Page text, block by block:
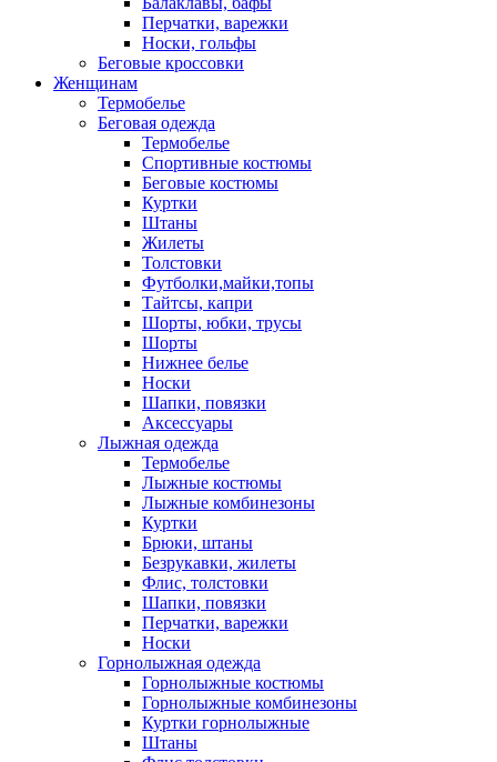
Перчатки, варежки
Носки, гольфы
Беговые кроссовки
Женщинам
Термобелье
Беговая одежда
Термобелье
Спортивные костюмы
Беговые костюмы
Куртки
Штаны
Жилеты
Толстовки
Футболки,майки,топы
Тайтсы, капри
Шорты, юбки, трусы
Шорты
Нижнее белье
Носки
Шапки, повязки
Аксессуары
Лыжная одежда
Термобелье
Лыжные костюмы
Лыжные комбинезоны
Куртки
Брюки, штаны
Безрукавки, жилеты
Флис, толстовки
Шапки, повязки
Перчатки, варежки
Носки
Горнолыжная одежда
Горнолыжные костюмы
Горнолыжные комбинезоны
Куртки горнолыжные
Штаны